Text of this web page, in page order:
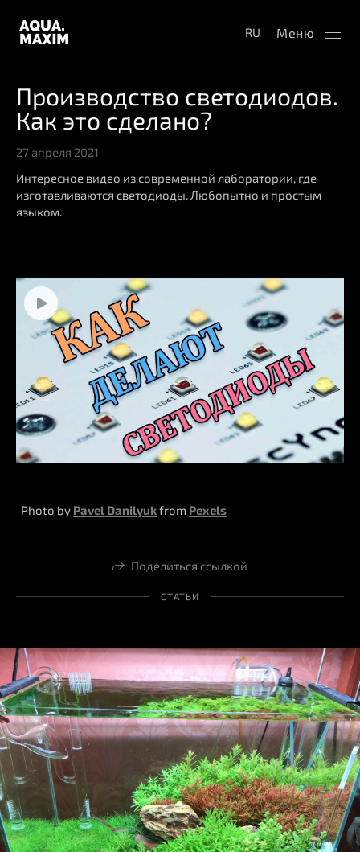
RU Меню
Производство светодиодов.
Как это сделано?
27 апреля 2021
Интересное видео из современной лаборатории, где
изготавливаются светодиоды. Любопытно и простым
языком.
Photo by Pavel Danilyukfrom Pexels
Поделиться ссылкой
СТАТЬИ